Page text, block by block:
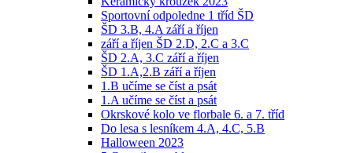
Sportovní odpoledne 1 tříd ŠD
ŠD 3.B, 4.A září a říjen
září a říjen ŠD 2.D, 2.C a 3.C
ŠD 2.A, 3.C září a říjen
ŠD 1.A,2.B září a říjen
1.B učíme se číst a psát
1.A učíme se číst a psát
Okrskové kolo ve florbale 6. a 7. tříd
Do lesa s lesníkem 4.A, 4.C, 5.B
Halloween 2023